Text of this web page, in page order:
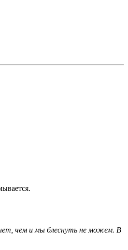
чем и мы блеснуть не можем. В